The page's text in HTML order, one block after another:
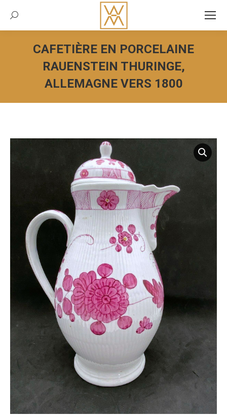
Recherche:
CAFETIÈRE EN PORCELAINE
RAUENSTEIN THURINGE,
ALLEMAGNE VERS 1800
Vous êtes ici :